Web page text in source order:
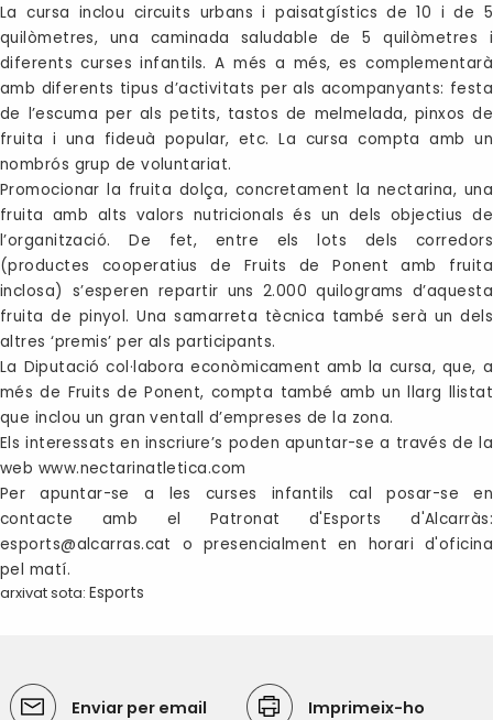
La cursa inclou circuits urbans i paisatgístics de 10 i de 5
quilòmetres, una caminada saludable de 5 quilòmetres i
diferents curses infantils. A més a més, es complementarà
amb diferents tipus d’activitats per als acompanyants: festa
de l’escuma per als petits, tastos de melmelada, pinxos de
fruita i una fideuà popular, etc. La cursa compta amb un
nombrós grup de voluntariat.
Promocionar la fruita dolça, concretament la nectarina, una
fruita amb alts valors nutricionals és un dels objectius de
l’organització. De fet, entre els lots dels corredors
(productes cooperatius de Fruits de Ponent amb fruita
inclosa) s’esperen repartir uns 2.000 quilograms d’aquesta
fruita de pinyol. Una samarreta tècnica també serà un dels
altres ‘premis’ per als participants.
La Diputació col·labora econòmicament amb la cursa, que, a
més de Fruits de Ponent, compta també amb un llarg llistat
que inclou un gran ventall d’empreses de la zona.
Els interessats en inscriure’s poden apuntar-se a través de la
web www.nectarinatletica.com
Per apuntar-se a les curses infantils cal posar-se en
contacte amb el Patronat d'Esports d'Alcarràs:
esports@alcarras.cat o presencialment en horari d'oficina
pel matí.
arxivat sota: Esports
Enviar per email Imprimeix-ho